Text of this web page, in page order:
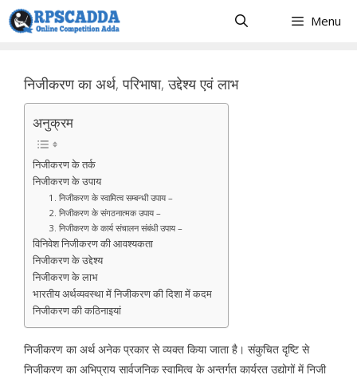
Skip
to
Menu
निजीकरण का अर्थ, परिभाषा, उद्देश्य एवं लाभ
अनुक्रम
निजीकरण के तर्क
निजीकरण के उपाय
1. निजीकरण के स्वामित्व सम्बन्धी उपाय –
2. निजीकरण के संगठनात्मक उपाय –
3. निजीकरण के कार्य संचालन संबंधी उपाय –
विनिवेश निजीकरण की आवश्यकता
निजीकरण के उद्देश्य
निजीकरण के लाभ
भारतीय अर्थव्यवस्था में निजीकरण की दिशा में कदम
निजीकरण की कठिनाइयां
निजीकरण का अर्थ अनेक प्रकार से व्यक्त किया जाता है। संकुचित दृष्टि से
निजीकरण का अभिप्राय सार्वजनिक स्वामित्व के अन्तर्गत कार्यरत उद्योगों में निजी